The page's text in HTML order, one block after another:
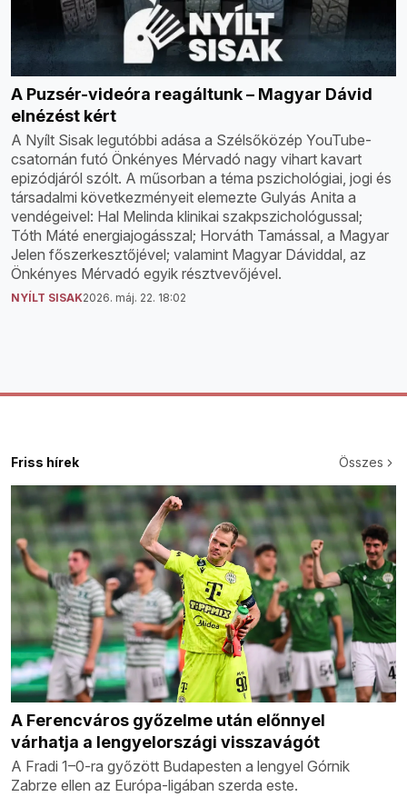
A Puzsér-videóra reagáltunk – Magyar Dávid
elnézést kért
A Nyílt Sisak legutóbbi adása a Szélsőközép YouTube-
csatornán futó Önkényes Mérvadó nagy vihart kavart
epizódjáról szólt. A műsorban a téma pszichológiai, jogi és
társadalmi következményeit elemezte Gulyás Anita a
vendégeivel: Hal Melinda klinikai szakpszichológussal;
Tóth Máté energiajogásszal; Horváth Tamással, a Magyar
Jelen főszerkesztőjével; valamint Magyar Dáviddal, az
Önkényes Mérvadó egyik résztvevőjével.
NYÍLT SISAK2026. máj. 22. 18:02
Friss hírek Összes
A Ferencváros győzelme után előnnyel
várhatja a lengyelországi visszavágót
A Fradi 1–0-ra győzött Budapesten a lengyel Górnik
Zabrze ellen az Európa-ligában szerda este.